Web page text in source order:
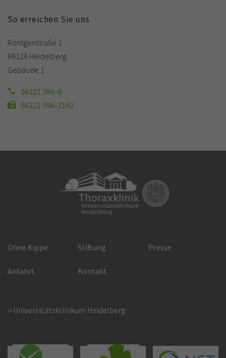
So erreichen Sie uns
Röntgenstraße 1
69126 Heidelberg
Gebäude 1
06221 396-0
06221 396-2102
Ohne Kippe Stiftung Presse
Anfahrt Kontakt
Universitätsklinikum Heidelberg